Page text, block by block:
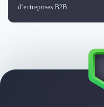
Autres
Réhabilitation et maintenance
Nettoyage & Ménage
Clubs & Réseaux Professionnels
d’entreprises B2B.